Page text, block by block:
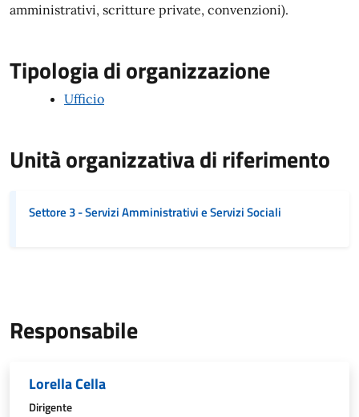
amministrativi, scritture private, convenzioni).
Tipologia di organizzazione
Ufficio
Unità organizzativa di riferimento
Settore 3 - Servizi Amministrativi e Servizi Sociali
Responsabile
Lorella Cella
Dirigente